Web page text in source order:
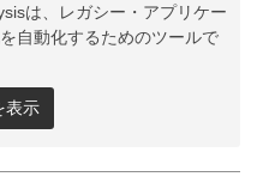
は、レガシー・アプリケー
自動化するためのツールで
表示